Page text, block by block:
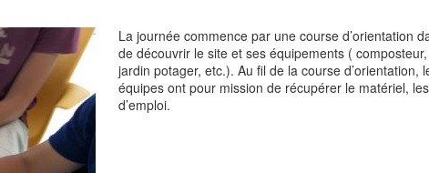
La journée commence par une course d’orientation
de découvrir le site et ses équipements (
jardin potager, etc.). Au fil de la course d’orientation,
équipes ont pour mission de récupérer le matériel,
d’emploi.